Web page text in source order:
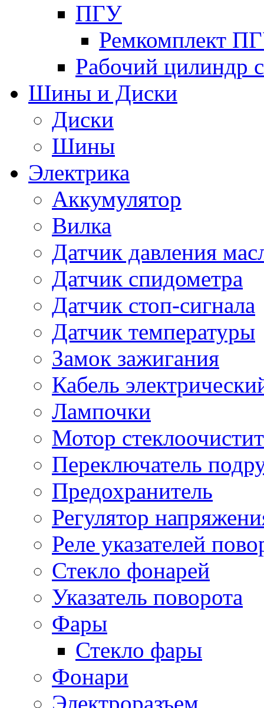
ПГУ
Ремкомплект
Рабочий цилиндр
Шины и Диски
Диски
Шины
Электрика
Аккумулятор
Вилка
Датчик давления
Датчик спидометра
Датчик стоп-сигнала
Датчик температуры
Замок зажигания
Кабель
Лампочки
Мотор
Переключатель
Предохранитель
Регулятор
Реле указателей
Стекло фонарей
Указатель поворота
Фары
Стекло фары
Фонари